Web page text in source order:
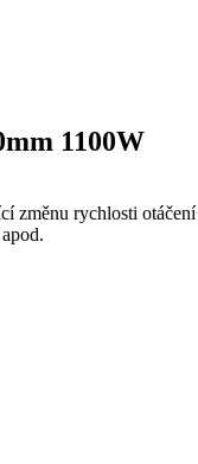
1100W
změnu rychlosti